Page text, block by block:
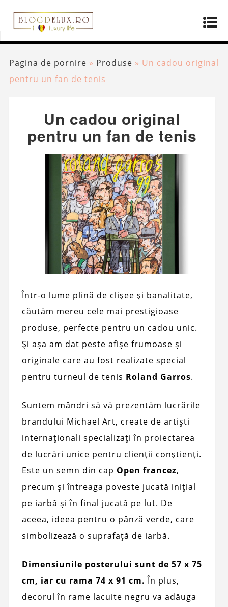
Pagina de pornire » Produse » Un cadou original
pentru un fan de tenis
Un cadou original
pentru un fan de tenis
Într-o lume plină de clișee și banalitate,
căutăm mereu cele mai prestigioase
produse, perfecte pentru un cadou unic.
Și așa am dat peste afișe frumoase și
originale care au fost realizate special
pentru turneul de tenis Roland Garros.
Suntem mândri să vă prezentăm lucrările
brandului Michael Art, create de artiști
internaționali specializați în proiectarea
de lucrări unice pentru clienții conștienți.
Este un semn din cap Open francez,
precum și întreaga poveste jucată inițial
pe iarbă și în final jucată pe lut. De
aceea, ideea pentru o pânză verde, care
simbolizează o suprafață de iarbă.
Dimensiunile posterului sunt de 57 x 75
cm, iar cu rama 74 x 91 cm. În plus,
decorul în rame lacuite negru va adăuga